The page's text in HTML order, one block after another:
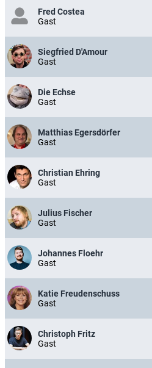
Fred Costea
Gast
Siegfried D'Amour
Gast
Die Echse
Gast
Matthias Egersdörfer
Gast
Christian Ehring
Gast
Julius Fischer
Gast
Johannes Floehr
Gast
Katie Freudenschuss
Gast
Christoph Fritz
Gast